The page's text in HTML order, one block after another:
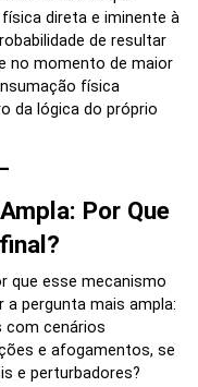
direta e iminente à
de resultar
no momento de maior
física
da lógica do próprio
Por Que
que esse mecanismo
a pergunta mais ampla:
com cenários
e afogamentos, se
e perturbadores?